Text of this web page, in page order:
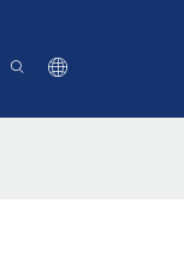
RISORSA